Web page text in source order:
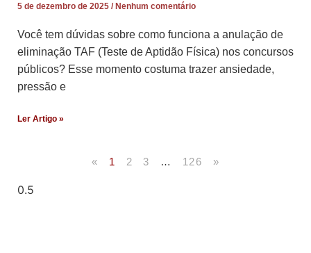
5 de dezembro de 2025 Nenhum comentário
Você tem dúvidas sobre como funciona a anulação de
eliminação TAF (Teste de Aptidão Física) nos concursos
públicos? Esse momento costuma trazer ansiedade,
pressão e
Ler Artigo »
« 1 2 3 … 126 »